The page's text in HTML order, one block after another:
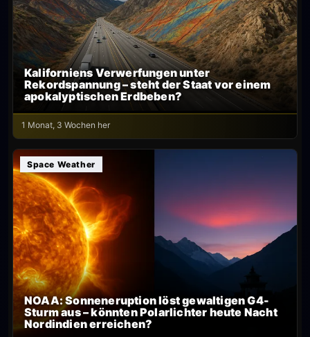
Kaliforniens Verwerfungen unter
Rekordspannung – steht der Staat vor einem
apokalyptischen Erdbeben?
1 Monat, 3 Wochen her
Space Weather
NOAA: Sonneneruption löst gewaltigen G4-
Sturm aus – könnten Polarlichter heute Nacht
Nordindien erreichen?